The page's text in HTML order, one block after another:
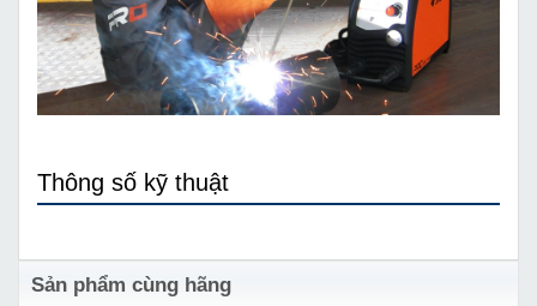
Thông số kỹ thuật
Sản phẩm cùng hãng